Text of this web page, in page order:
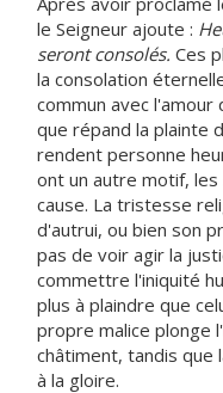
le Seigneur ajoute :
seront consolés. Ces
la consolation
commun avec l'amour
que répand la plainte
rendent personne
ont un autre motif,
cause. La tristesse
d'autrui, ou bien son
pas de voir agir la
commettre l'iniquité
plus à plaindre que
propre malice plonge
châtiment, tandis que
à la gloire.